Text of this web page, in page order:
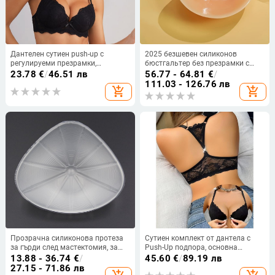
Дантелен сутиен push-up с
регулируеми презрамки,
странична опора и прибиране на
23.78 €/46.51 лв
add_shopping_cart
2025 безшевен силиконов
бюстгальтер без презрамки с
невидим повдигащ ефект
56.77 - 64.81 €/
111.03 - 126.76 лв
add_shopping_cart
Прозрачна силиконова протеза
за гърди след мастектомия, за
бански костюми и бельо
13.88 - 36.74 €/
27.15 - 71.86 лв
Сутиен комплект от дантела с
Push-Up подпора, основна
материя Nylon, подплата Cotton,
45.60 €/89.19 лв